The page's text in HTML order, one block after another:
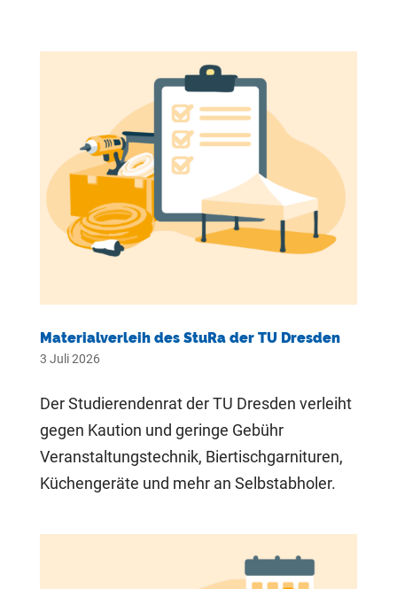
Materialverleih des StuRa der TU Dresden
3 Juli 2026
Der Studierendenrat der TU Dresden verleiht
gegen Kaution und geringe Gebühr
Veranstaltungstechnik, Biertischgarnituren,
Küchengeräte und mehr an Selbstabholer.